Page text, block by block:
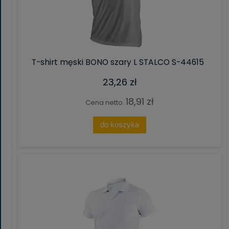
T-shirt męski BONO szary L STALCO S-44615
23,26 zł
Cena netto: 18,91 zł
do koszyka